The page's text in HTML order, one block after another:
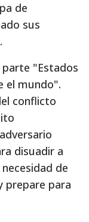
de
sus
parte "Estados
el mundo".
conflicto
disuadir a
de
prepare para